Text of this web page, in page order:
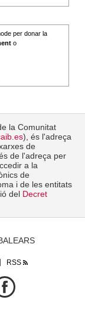
per donar la
o
la Comunitat
), és l'adreça
de
de l'adreça per
a la
de
i de les entitats
del Decret
RSS